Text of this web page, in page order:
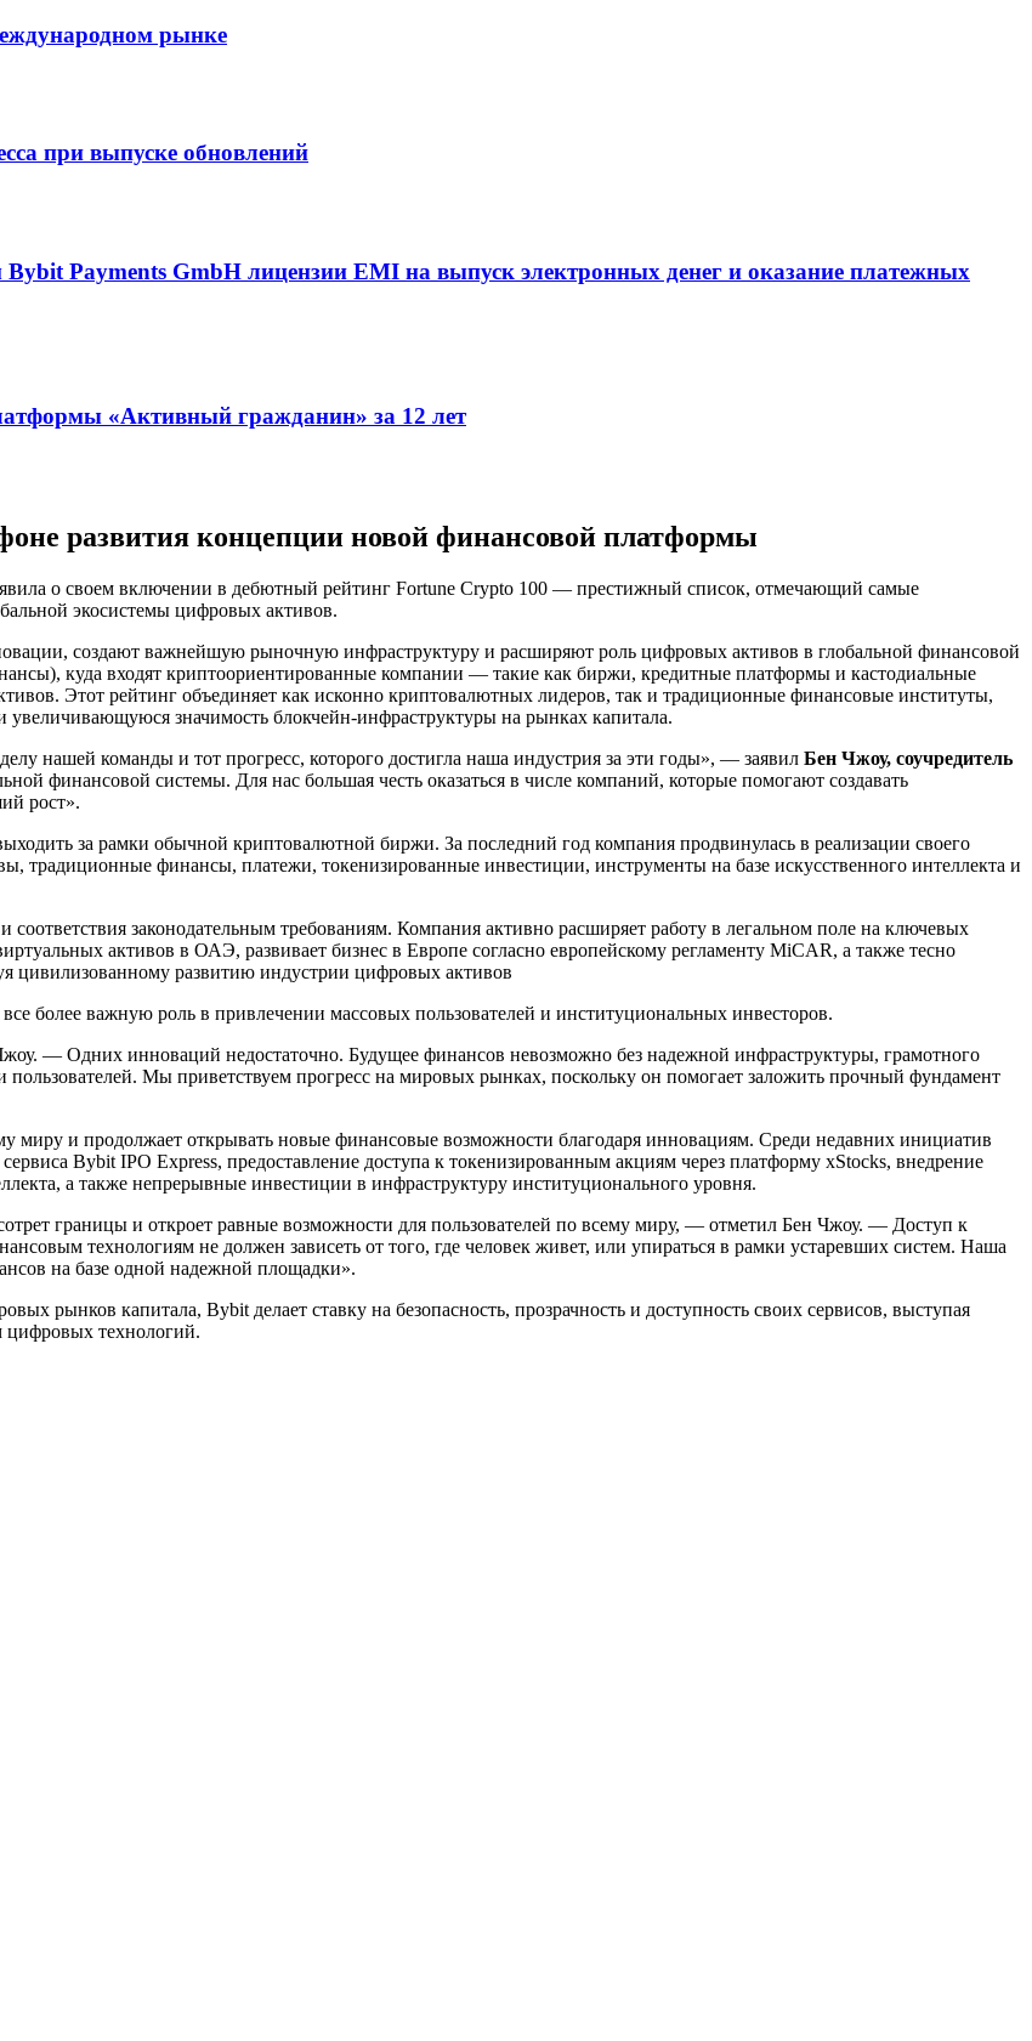
рынке
при выпуске обновлений
Payments GmbH лицензии EMI на выпуск электронных денег и оказание платежных
«Активный гражданин» за 12 лет
развития концепции новой финансовой платформы
о своем включении в дебютный рейтинг Fortune Crypto 100 — престижный список, отмечающий самые
экосистемы цифровых активов.
создают важнейшую рыночную инфраструктуру и расширяют роль цифровых активов в глобальной финансовой
куда входят криптоориентированные компании — такие как биржи, кредитные платформы и кастодиальные
Этот рейтинг объединяет как исконно криптовалютных лидеров, так и традиционные финансовые институты,
значимость блокчейн-инфраструктуры на рынках капитала.
нашей команды и тот прогресс, которого достигла наша индустрия за эти годы», — заявил Бен Чжоу, соучредитель
финансовой системы. Для нас большая честь оказаться в числе компаний, которые помогают создавать
рост».
за рамки обычной криптовалютной биржи. За последний год компания продвинулась в реализации своего
финансы, платежи, токенизированные инвестиции, инструменты на базе искусственного интеллекта и
соответствия законодательным требованиям. Компания активно расширяет работу в легальном поле на ключевых
активов в ОАЭ, развивает бизнес в Европе согласно европейскому регламенту MiCAR, а также тесно
цивилизованному развитию индустрии цифровых активов
более важную роль в привлечении массовых пользователей и институциональных инвесторов.
— Одних инноваций недостаточно. Будущее финансов невозможно без надежной инфраструктуры, грамотного
пользователей. Мы приветствуем прогресс на мировых рынках, поскольку он помогает заложить прочный фундамент
миру и продолжает открывать новые финансовые возможности благодаря инновациям. Среди недавних инициатив
Bybit IPO Express, предоставление доступа к токенизированным акциям через платформу xStocks, внедрение
а также непрерывные инвестиции в инфраструктуру институционального уровня.
границы и откроет равные возможности для пользователей по всему миру, — отметил Бен Чжоу. — Доступ к
технологиям не должен зависеть от того, где человек живет, или упираться в рамки устаревших систем. Наша
на базе одной надежной площадки».
рынков капитала, Bybit делает ставку на безопасность, прозрачность и доступность своих сервисов, выступая
технологий.